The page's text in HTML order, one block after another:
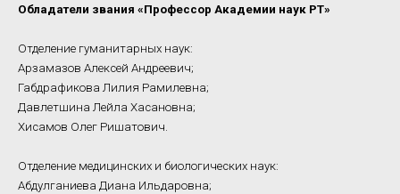
Обладатели звания «Профессор Академии наук РТ»
Отделение гуманитарных наук:
Арзамазов Алексей Андреевич;
Габдрафикова Лилия Рамилевна;
Давлетшина Лейла Хасановна;
Хисамов Олег Ришатович.
Отделение медицинских и биологических наук:
Абдулганиева Диана Ильдаровна;